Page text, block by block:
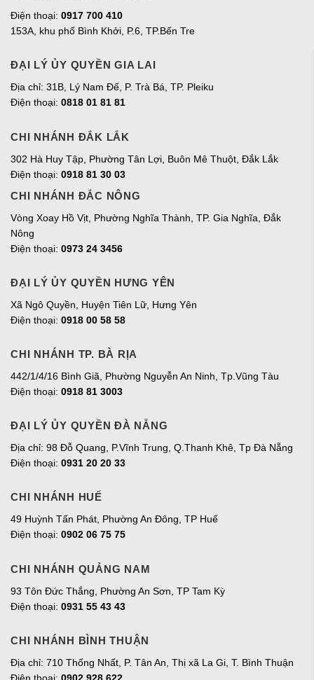
Điện thoại: 0917 700 410
153A, khu phố Bình Khởi, P.6, TP.Bến Tre
ĐẠI LÝ ỦY QUYỀN GIA LAI
Địa chỉ: 31B, Lý Nam Đế, P. Trà Bá, TP. Pleiku
Điện thoại: 0818 01 81 81
CHI NHÁNH ĐẮK LẮK
302 Hà Huy Tập, Phường Tân Lợi, Buôn Mê Thuột, Đắk Lắk
Điện thoại: 0918 81 30 03
CHI NHÁNH ĐẮC NÔNG
Vòng Xoay Hồ Vịt, Phường Nghĩa Thành, TP. Gia Nghĩa, Đắk
Nông
Điện thoại: 0973 24 3456
ĐẠI LÝ ỦY QUYỀN HƯNG YÊN
Xã Ngô Quyền, Huyện Tiên Lữ, Hưng Yên
Điện thoại: 0918 00 58 58
CHI NHÁNH TP. BÀ RỊA
442/1/4/16 Bình Giã, Phường Nguyễn An Ninh, Tp.Vũng Tàu
Điện thoại: 0918 81 3003
ĐẠI LÝ ỦY QUYỀN ĐÀ NẴNG
Địa chỉ: 98 Đỗ Quang, P.Vĩnh Trung, Q.Thanh Khê, Tp Đà Nẵng
Điện thoại: 0931 20 20 33
CHI NHÁNH HUẾ
49 Huỳnh Tấn Phát, Phường An Đông, TP Huế
Điện thoại: 0902 06 75 75
CHI NHÁNH QUẢNG NAM
93 Tôn Đức Thắng, Phường An Sơn, TP Tam Kỳ
Điện thoại: 0931 55 43 43
CHI NHÁNH BÌNH THUẬN
Địa chỉ: 710 Thống Nhất, P. Tân An, Thị xã La Gi, T. Bình Thuận
Điện thoại: 0902 928 622